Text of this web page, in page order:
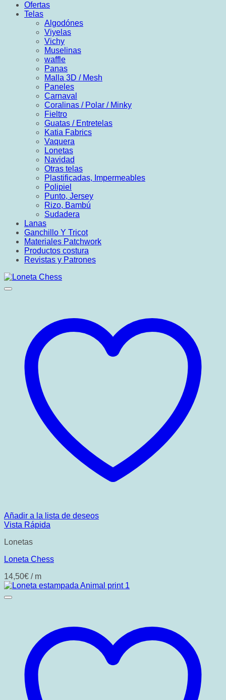
Ofertas
Telas
Algodónes
Viyelas
Vichy
Muselinas
waffle
Panas
Malla 3D / Mesh
Paneles
Carnaval
Coralinas / Polar / Minky
Fieltro
Guatas / Entretelas
Katia Fabrics
Vaquera
Lonetas
Navidad
Otras telas
Plastificadas, Impermeables
Polipiel
Punto, Jersey
Rizo, Bambú
Sudadera
Lanas
Ganchillo Y Tricot
Materiales Patchwork
Productos costura
Revistas y Patrones
Añadir a la lista de deseos
Vista Rápida
Lonetas
Loneta Chess
14,50€ / m